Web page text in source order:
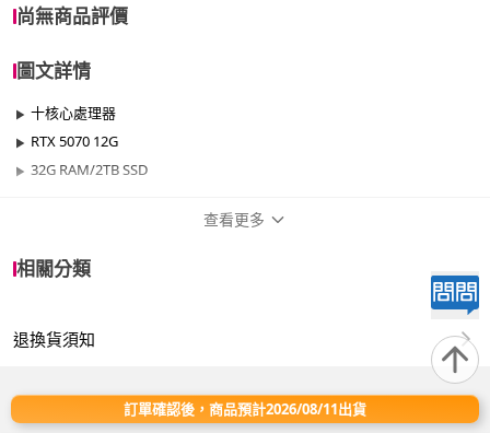
尚無商品評價
圖文詳情
十核心處理器
RTX 5070 12G
32G RAM/2TB SSD
效能
晶片 RTX50系列
查看更多
相關分類
退換貨須知
訂單確認後，商品預計2026/08/11出貨